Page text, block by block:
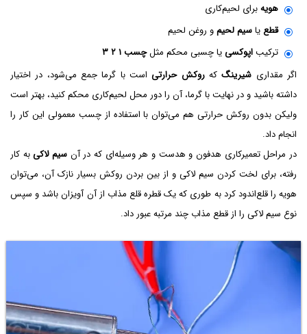
هویهبرای لحیم‌کاری
قطع یاسیم لحیمو روغن لحیم
ترکیباپوکسییا چسبی محکم مثلچسب ۱ ۲ ۳
اگر مقداری شیرینگکهروکش حرارتیاست با گرما جمع می‌شود، در اختیار
داشته باشید و در نهایت با گرما، آن را دور محل لحیم‌کاری محکم کنید، بهتر است
ولیکن بدون روکش حرارتی هم می‌توان با استفاده از چسب معمولی این کار را
انجام داد.
در مراحل تعمیرکاری هدفون و هدست و هر وسیله‌ای که در آن سیم لاکیبه کار
رفته، برای لخت کردن سیم لاکی و از بین بردن روکش بسیار نازک آن، می‌توان
هویه را قلع‌اندود کرد به طوری که یک قطره قلع مذاب از آن آویزان باشد و سپس
نوع سیم لاکی را از قطع مذاب چند مرتبه عبور داد.